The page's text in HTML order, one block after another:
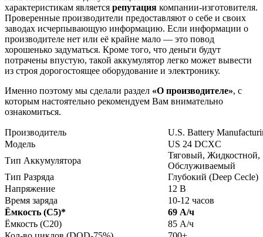
характеристикам является репутация компании-изготовителя.
Проверенные производители предоставляют о себе и своих
заводах исчерпывающую информацию. Если информации о
производителе нет или её крайне мало — это повод
хорошенько задуматься. Кроме того, что деньги будут
потрачены впустую, такой аккумулятор легко может вывести
из строя дорогостоящее оборудование и электронику.
Именно поэтому мы сделали раздел «О производителе», с
которым настоятельно рекомендуем Вам внимательно
ознакомиться.
Производитель
U.S. Battery
Модель
US 24 DCXC
Тип Аккумулятора
Тяговый, Жидкостной,
Обслуживаемый
Тип Разряда
Глубокий (Deep Cecle)
Напряжение
12 В
Время заряда
10-12 часов
Ёмкость (С5)*
69 А/ч
Ёмкость (С20)
85 А/ч